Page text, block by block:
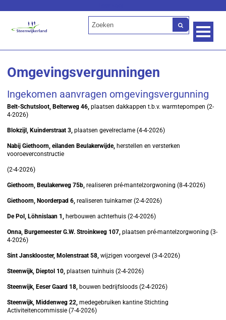
Omgevingsvergunningen
Ingekomen aanvragen omgevingsvergunning
Belt-Schutsloot, Belterweg 46, plaatsen dakkappen t.b.v. warmtepompen (2-
4-2026)
Blokzijl, Kuinderstraat 3,plaatsen gevelreclame (4-4-2026)
Nabij Giethoorn, eilanden Beulakerwijde, herstellen en versterken
vooroeverconstructie
(2-4-2026)
Giethoorn, Beulakerweg 75b,realiseren pré-mantelzorgwoning (8-4-2026)
Giethoorn, Noorderpad 6, realiseren tuinkamer (2-4-2026)
De Pol, Löhnislaan 1, herbouwen achterhuis (2-4-2026)
Onna, Burgemeester G.W. Stroinkweg 107, plaatsen pré-mantelzorgwoning (3-
4-2026)
Sint Jansklooster, Molenstraat 58,wijzigen voorgevel (3-4-2026)
Steenwijk, Dieptol 10, plaatsen tuinhuis (2-4-2026)
Steenwijk, Eeser Gaard 18, bouwen bedrijfsloods (2-4-2026)
Steenwijk, Middenweg 22, medegebruiken kantine Stichting
Activiteitencommissie (7-4-2026)